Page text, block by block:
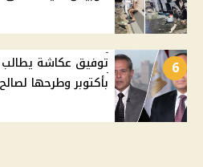
6
بأكتوبر وطرحها